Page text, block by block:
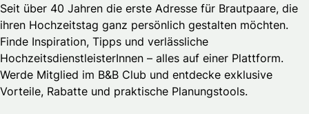
Seit über 40 Jahren die erste Adresse für Brautpaare, die
ihren Hochzeitstag ganz persönlich gestalten möchten.
Finde Inspiration, Tipps und verlässliche
HochzeitsdienstleisterInnen – alles auf einer Plattform.
Werde Mitglied im B&B Club und entdecke exklusive
Vorteile, Rabatte und praktische Planungstools.